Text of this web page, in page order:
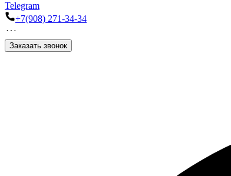
Telegram
+7(908) 271-34-34
Заказать звонок